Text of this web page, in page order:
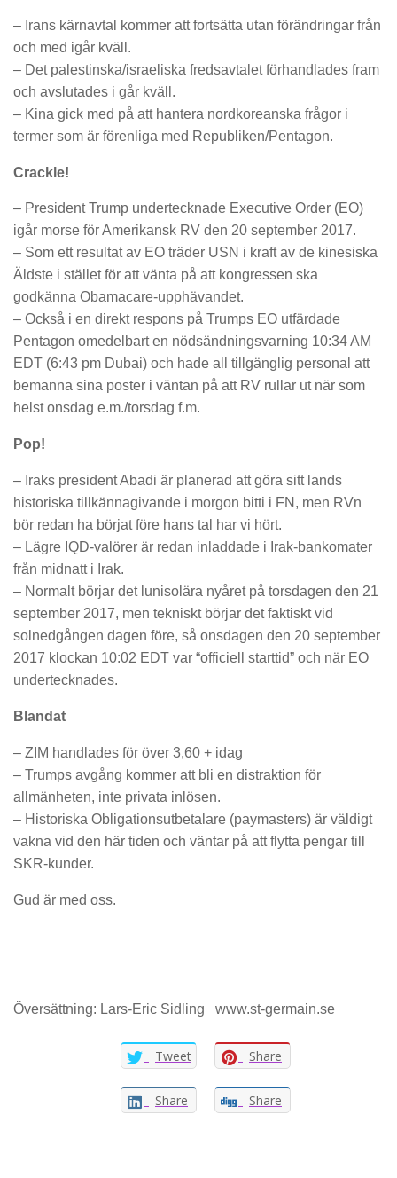
– Irans kärnavtal kommer att fortsätta utan förändringar från
och med igår kväll.
– Det palestinska/israeliska fredsavtalet förhandlades fram
och avslutades i går kväll.
– Kina gick med på att hantera nordkoreanska frågor i
termer som är förenliga med Republiken/Pentagon.
Crackle!
– President Trump undertecknade Executive Order (EO)
igår morse för Amerikansk RV den 20 september 2017.
– Som ett resultat av EO träder USN i kraft av de kinesiska
Äldste i stället för att vänta på att kongressen ska
godkänna Obamacare-upphävandet.
– Också i en direkt respons på Trumps EO utfärdade
Pentagon omedelbart en nödsändningsvarning 10:34 AM
EDT (6:43 pm Dubai) och hade all tillgänglig personal att
bemanna sina poster i väntan på att RV rullar ut när som
helst onsdag e.m./torsdag f.m.
Pop!
– Iraks president Abadi är planerad att göra sitt lands
historiska tillkännagivande i morgon bitti i FN, men RVn
bör redan ha börjat före hans tal har vi hört.
– Lägre IQD-valörer är redan inladdade i Irak-bankomater
från midnatt i Irak.
– Normalt börjar det lunisolära nyåret på torsdagen den 21
september 2017, men tekniskt börjar det faktiskt vid
solnedgången dagen före, så onsdagen den 20 september
2017 klockan 10:02 EDT var “officiell starttid” och när EO
undertecknades.
Blandat
– ZIM handlades för över 3,60 + idag
– Trumps avgång kommer att bli en distraktion för
allmänheten, inte privata inlösen.
– Historiska Obligationsutbetalare (paymasters) är väldigt
vakna vid den här tiden och väntar på att flytta pengar till
SKR-kunder.
Gud är med oss.
Översättning: Lars-Eric Sidling www.st-germain.se
Tweet Share
Share Share